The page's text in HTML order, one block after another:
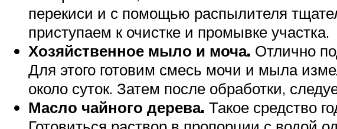
перекиси и с помощью распылителя
приступаем к очистке и промывке участка.
Хозяйственное мыло и моча. Отлично
Для этого готовим смесь мочи и мыла
около суток. Затем после обработки,
Масло чайного дерева. Такое средство